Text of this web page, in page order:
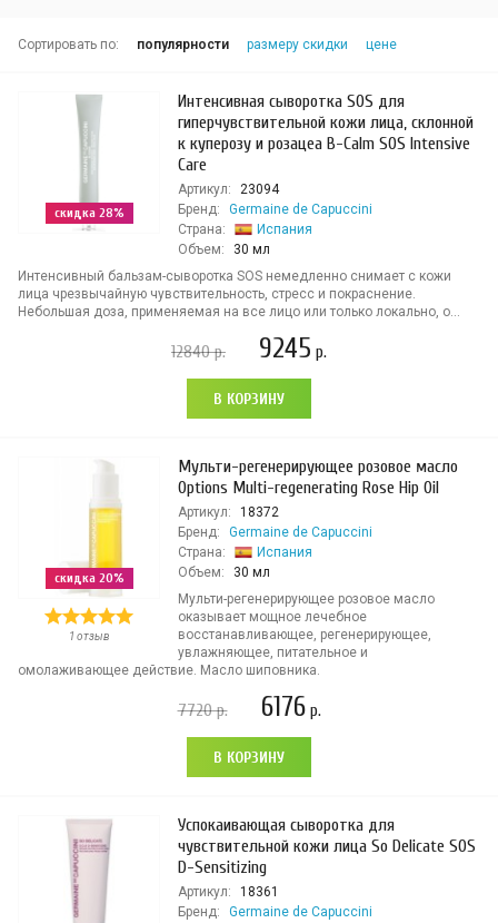
Сортировать по: популярности размеру скидки цене
скидка 28%
Интенсивная сыворотка SOS для
гиперчувствительной кожи лица, склонной
к куперозу и розацеа B-Calm SOS Intensive
Care
Артикул:
23094
Бренд:
Germaine de Capuccini
Страна:
Испания
Объем:
30 мл
Интенсивный бальзам-сыворотка SOS немедленно снимает с кожи
лица чрезвычайную чувствительность, стресс и покраснение.
Небольшая доза, применяемая на все лицо или только локально, о...
12840р. 9245 р.
В КОРЗИНУ
скидка 20%
1 отзыв
Мульти-регенерирующее розовое масло
Options Multi-regenerating Rose Hip Oil
Артикул:
18372
Бренд:
Germaine de Capuccini
Страна:
Испания
Объем:
30 мл
Мульти-регенерирующее розовое масло
оказывает мощное лечебное
восстанавливающее, регенерирующее,
увлажняющее, питательное и
омолаживающее действие. Масло шиповника.
7720р. 6176р.
В КОРЗИНУ
Успокаивающая сыворотка для
чувствительной кожи лица So Delicate SOS
D-Sensitizing
Артикул:
18361
Бренд:
Germaine de Capuccini